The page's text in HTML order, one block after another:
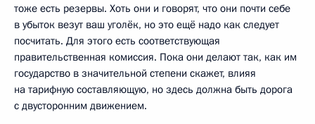
тоже есть резервы. Хоть они и говорят, что они почти себе
в убыток везут ваш уголёк, но это ещё надо как следует
посчитать. Для этого есть соответствующая
правительственная комиссия. Пока они делают так, как им
государство в значительной степени скажет, влияя
на тарифную составляющую, но здесь должна быть дорога
с двусторонним движением.